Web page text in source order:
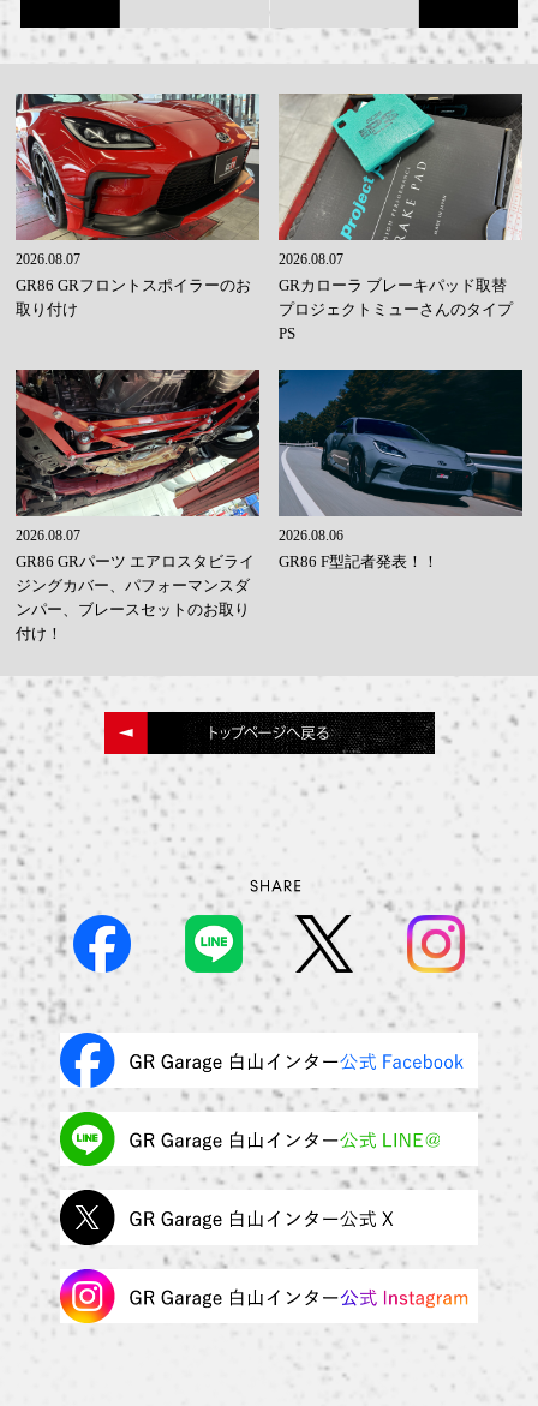
2026.08.07
GR86 GRフロントスポイラーのお
取り付け
2026.08.07
GRカローラ ブレーキパッド取替
プロジェクトミューさんのタイプ
PS
2026.08.07
GR86 GRパーツ エアロスタビライ
ジングカバー、パフォーマンスダ
ンパー、ブレースセットのお取り
付け！
2026.08.06
GR86 F型記者発表！！